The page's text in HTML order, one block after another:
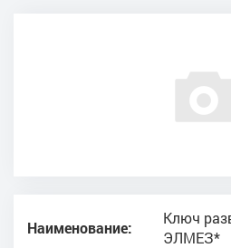
Наименование:
Ключ
ЭЛМЕЗ*